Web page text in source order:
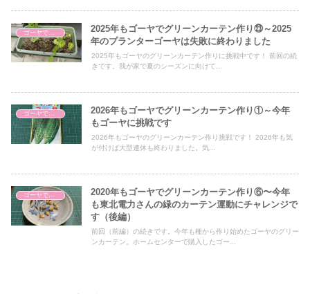
2025年もゴーヤでグリーンカーテン作り㉓～2025
年のプランターゴーヤは失敗に終わりました
2025年もゴーヤのグリーンカーテン作りに挑戦中です！ 前回の続
きです。我が家で夏のシーズンに向けて...
ゴーヤでグリーンカーテン
2026年もゴーヤでグリーンカーテン作り①～今年
もゴーヤに挑戦です
2026年もゴーヤのグリーンカーテン作り挑戦です！ 2026年も気
が付けば大型連休も終わりました。気...
ゴーヤでグリーンカーテン
2020年もゴーヤでグリーンカーテン作り⑥〜今年
も東北電力さんの緑のカーテン運動にチャレンジで
す（後編）
前回（前編）の続きです。今年も種から作り始めたゴーヤのグリー
ンカーテン。ホームセンターで購入したゴー...